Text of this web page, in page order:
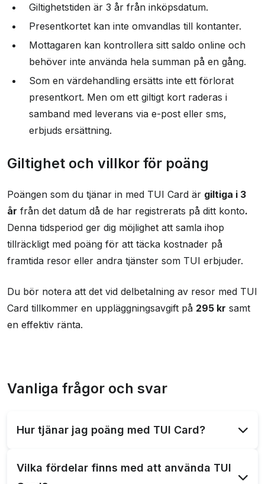
Giltighetstiden är 3 år från inköpsdatum.
Presentkortet kan inte omvandlas till kontanter.
Mottagaren kan kontrollera sitt saldo online och
behöver inte använda hela summan på en gång.
Som en värdehandling ersätts inte ett förlorat
presentkort. Men om ett giltigt kort raderas i
samband med leverans via e-post eller sms,
erbjuds ersättning.
Giltighet och villkor för poäng
Poängen som du tjänar in med TUI Card är giltiga i 3
år från det datum då de har registrerats på ditt konto.
Denna tidsperiod ger dig möjlighet att samla ihop
tillräckligt med poäng för att täcka kostnader på
framtida resor eller andra tjänster som TUI erbjuder.
Du bör notera att det vid delbetalning av resor med TUI
Card tillkommer en uppläggningsavgift på 295 kr samt
en effektiv ränta.
Vanliga frågor och svar
Hur tjänar jag poäng med TUI Card?
Card. För varje spenderad krona får du en poäng,
Vilka fördelar finns med att använda TUI